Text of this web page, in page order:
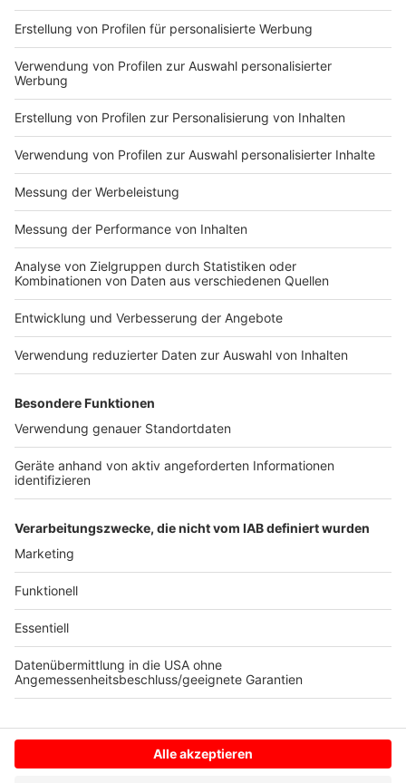
Familie Brenninkmeijer. Hier werden verschiedene
Ausstellungen zu aktuellen Themen des Lebens
präsentiert - derzeit unter anderem zum Thema "STAY
HEALTHY". Im Mineralienmuseum gibt es neben alten
Gesteinen auch ein Dorfmodell aus dem Jahr 1945,
welches darstellt, wie das Dorf damals aufgebaut war.
Das Schulmuseum erinnert an die früheren Dorf- und
Bauerschaftsschulen der Gemeinde. Dort werden zum
Beispiel alte Bücher und Zeugnisse ausgestellt. Das
vierte Museum ist das Postmuseum. Neben der
regionalen Postgeschichte findest du hier auch die
erste Briefmarke der Welt.
Anzeige
©RADIO RST
besondere Veranstaltung in Mettingen ist für sie das
Kartoffelfest. Hier haben die Kinder immer ganz
besonders viel Spaß, weil zwei Grundschulen aus dem
Ort gegeneinander antreten. Die Kinder beantworten
Fragen rund um die Kartoffel und battlen sich in
Anzeige